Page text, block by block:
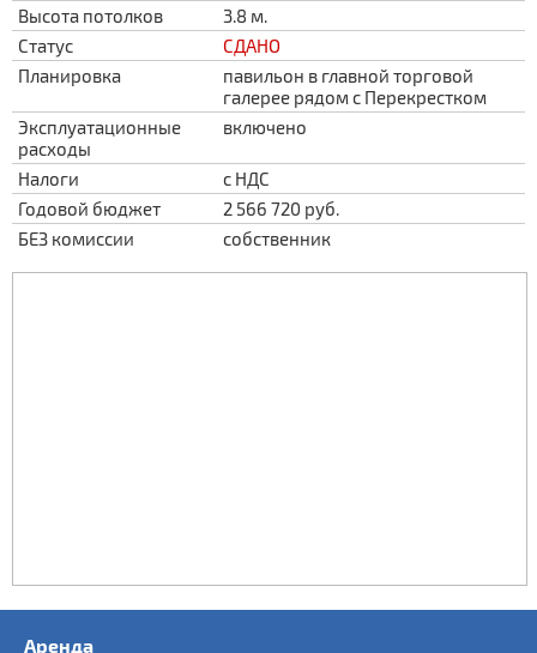
Высота потолков
3.8 м.
Статус
СДАНО
Планировка
павильон в главной торговой
галерее рядом с Перекрестком
Эксплуатационные
расходы
включено
Налоги
с НДС
Годовой бюджет
2 566 720 руб.
БЕЗ комиссии
собственник
Аренда